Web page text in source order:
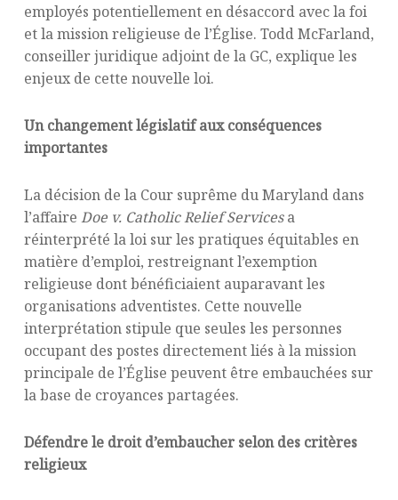
employés potentiellement en désaccord avec la foi
et la mission religieuse de l’Église. Todd McFarland,
conseiller juridique adjoint de la GC, explique les
enjeux de cette nouvelle loi.
Un changement législatif aux conséquences
importantes
La décision de la Cour suprême du Maryland dans
l’affaire Doe v. Catholic Relief Servicesa
réinterprété la loi sur les pratiques équitables en
matière d’emploi, restreignant l’exemption
religieuse dont bénéficiaient auparavant les
organisations adventistes. Cette nouvelle
interprétation stipule que seules les personnes
occupant des postes directement liés à la mission
principale de l’Église peuvent être embauchées sur
la base de croyances partagées.
Défendre le droit d’embaucher selon des critères
religieux